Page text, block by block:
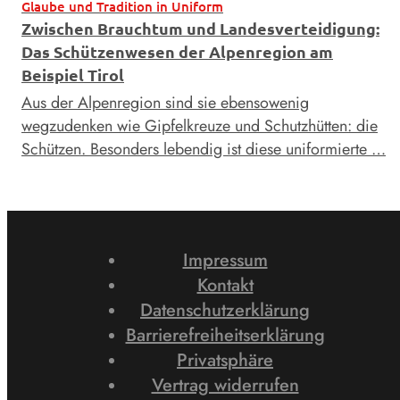
Glaube und Tradition in Uniform
Zwischen Brauchtum und Landesverteidigung:
Das Schützenwesen der Alpenregion am
Beispiel Tirol
Aus der Alpenregion sind sie ebensowenig
wegzudenken wie Gipfelkreuze und Schutzhütten: die
Schützen. Besonders lebendig ist diese uniformierte …
Impressum
Kontakt
Datenschutzerklärung
Barrierefreiheitserklärung
Privatsphäre
Vertrag widerrufen